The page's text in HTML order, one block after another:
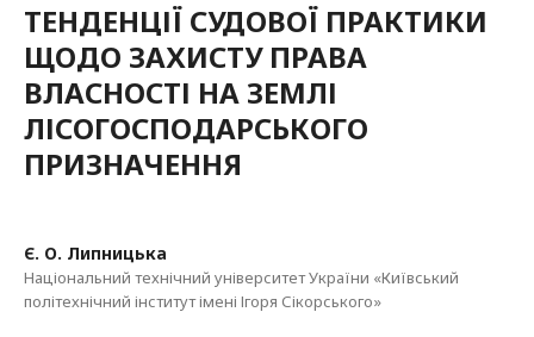
ТЕНДЕНЦІЇ СУДОВОЇ ПРАКТИКИ
ЩОДО ЗАХИСТУ ПРАВА
ВЛАСНОСТІ НА ЗЕМЛІ
ЛІСОГОСПОДАРСЬКОГО
ПРИЗНАЧЕННЯ
Є. О. Липницька
Національний технічний університет України «Київський
політехнічний інститут імені Ігоря Сікорського»